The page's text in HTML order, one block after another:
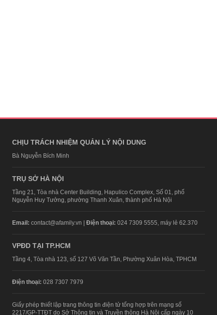
CHỊU TRÁCH NHIỆM QUẢN LÝ NỘI DUNG
Bà Nguyễn Bích Minh
TRỤ SỞ HÀ NỘI
Tầng 21, Tòa nhà Center Building, Hapulico Complex, Số 01, phố
Nguyễn Huy Tưởng, phường Thanh Xuân, thành phố Hà Nội
Email: contact@afamily.vn | Điện thoại: 024 7309 5555, máy lẻ 62.370
VPĐD TẠI TP.HCM
Tầng 4, Tòa nhà 123, số 127 Võ Văn Tần, Phường Xuân Hòa, TPHCM
Điện thoại: 028 7307 7979
Giấy phép thiết lập trang thông tin điện tử tổng hợp trên mạng số
2217/GP-TTĐT do Sở Thông tin và Truyền thông Hà Nội cấp ngày 10